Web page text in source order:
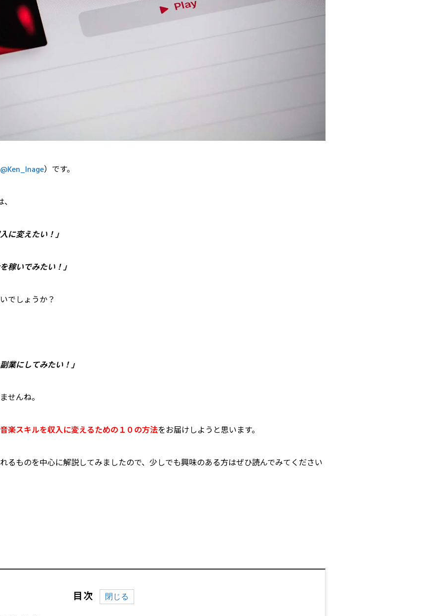
@Ken_Inage）です。
に変えたい！」
稼いでみたい！」
でしょうか？
業にしてみたい！」
せんね。
楽スキルを収入に変えるための１０の方法をお届けしようと思います。
るものを中心に解説してみましたので、少しでも興味のある方はぜひ読んでみてください
目次